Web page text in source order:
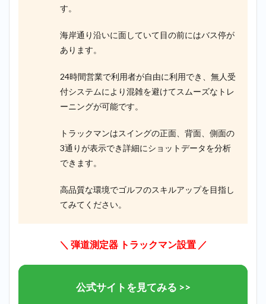
す。
海岸通り沿いに面していて目の前にはバス停が
あります。
24時間営業で利用者が自由に利用でき、無人受
付システムにより混雑を避けてスムーズなトレ
ーニングが可能です。
トラックマンはスイングの正面、背面、側面の
3通りが表示でき詳細にショットデータを分析
できます。
高品質な環境でゴルフのスキルアップを目指し
てみてください。
＼ 弾道測定器 トラックマン設置／
公式サイトを見てみる >>